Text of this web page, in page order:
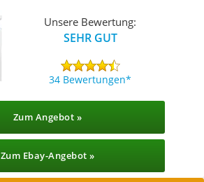
Unsere Bewertung:
SEHR GUT
34 Bewertungen
Zum Angebot »
Zum Ebay-Angebot »